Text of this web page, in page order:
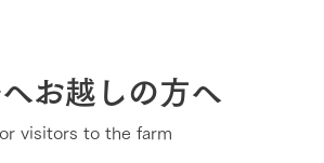
お越しの方へ
visitors to the farm